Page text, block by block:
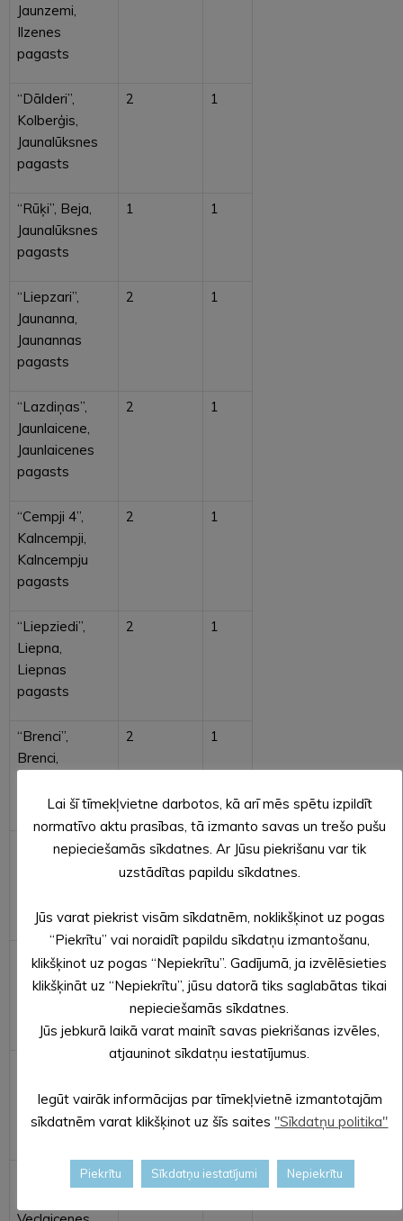
Jaunzemi,
Ilzenes
pagasts
“Dālderi”,
Kolberģis,
Jaunalūksnes
pagasts
2 1
“Rūķi”, Beja,
Jaunalūksnes
pagasts
1 1
“Liepzari”,
Jaunanna,
Jaunannas
pagasts
2 1
“Lazdiņas”,
Jaunlaicene,
Jaunlaicenes
pagasts
2 1
“Cempji 4”,
Kalncempji,
Kalncempju
pagasts
2 1
“Liepziedi”,
Liepna,
Liepnas
pagasts
2 1
“Brenci”,
Brenci,
pagasts
2 1
“Austriņi”,
pagasts
2 1
“Pūcīte”,
Mārkalne,
Mārkalnes
Pededzes
pagasts
1
1
Lai šī tīmekļvietne darbotos, kā arī mēs spētu izpildīt
normatīvo aktu prasības, tā izmanto savas un trešo pušu
nepieciešamās sīkdatnes. Ar Jūsu piekrišanu var tik
uzstādītas papildu sīkdatnes.
Jūs varat piekrist visām sīkdatnēm, noklikšķinot uz pogas
“Piekrītu” vai noraidīt papildu sīkdatņu izmantošanu,
klikšķinot uz pogas “Nepiekrītu”. Gadījumā, ja izvēlēsieties
klikšķināt uz “Nepiekrītu”, jūsu datorā tiks saglabātas tikai
nepieciešamās sīkdatnes.
Jūs jebkurā laikā varat mainīt savas piekrišanas izvēles,
atjauninot sīkdatņu iestatījumus.
Iegūt vairāk informācijas par tīmekļvietnē izmantotajām
sīkdatnēm varat klikšķinot uz šīs saites "Sīkdatņu politika"
Piekrītu Sīkdatņu iestatījumi Nepiekrītu